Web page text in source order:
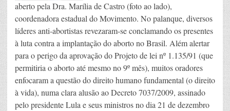
aberto pela Dra. Marília de Castro (foto ao lado),
coordenadora estadual do Movimento. No palanque, diversos
líderes anti-abortistas revezaram-se conclamando os presentes
à luta contra a implantação do aborto no Brasil. Além alertar
para o perigo da aprovação do Projeto de lei nº 1.135/91 (que
permitiria o aborto até mesmo no 9º mês), muitos oradores
enfocaram a questão do direito humano fundamental (o direito
à vida), numa clara alusão ao Decreto 7037/2009, assinado
pelo presidente Lula e seus ministros no dia 21 de dezembro